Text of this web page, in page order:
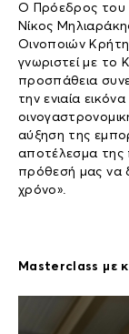
Ο Πρόεδρος του
Νίκος
Οινοποιών
γνωριστεί με το
προσπάθεια
την ενιαία
αύξηση της
αποτέλεσμα της
πρόθεσή μας να
χρόνο».
Masterclass με